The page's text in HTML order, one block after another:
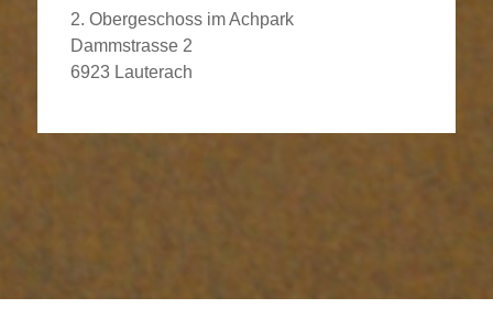
2. Obergeschoss im Achpark
Dammstrasse 2
6923 Lauterach